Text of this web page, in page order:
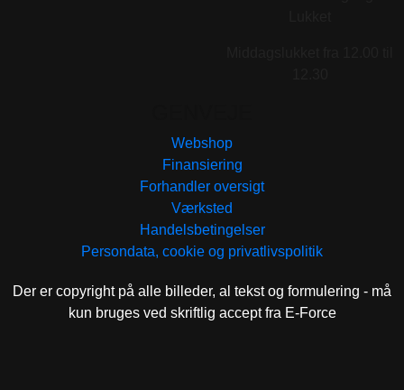
Webshop
Finansiering
Forhandler oversigt
Værksted
Handelsbetingelser
Persondata, cookie og privatlivspolitik
Der er copyright på alle billeder, al tekst og formulering - må
kun bruges ved skriftlig accept fra E-Force